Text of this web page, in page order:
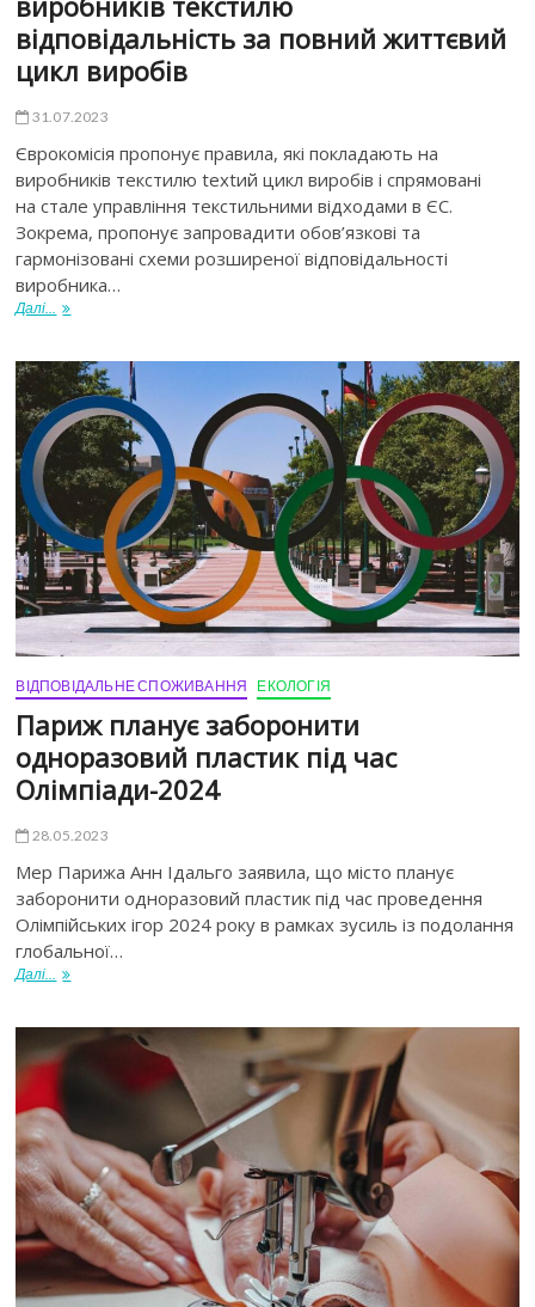
відповідальність за повний життєвий
цикл виробів
31.07.2023
Єврокомісія пропонує правила, які покладають на
виробників текстилю textий цикл виробів і спрямовані
на стале управління текстильними відходами в ЄС.
Зокрема, пропонує запровадити обов’язкові та
гармонізовані схеми розширеної відповідальності
виробника…
Далі...
ВІДПОВІДАЛЬНЕ СПОЖИВАННЯ ЕКОЛОГІЯ
Париж планує заборонити
одноразовий пластик під час
Олімпіади-2024
28.05.2023
Мер Парижа Анн Ідальго заявила, що місто планує
заборонити одноразовий пластик під час проведення
Олімпійських ігор 2024 року в рамках зусиль із подолання
глобальної…
Далі...